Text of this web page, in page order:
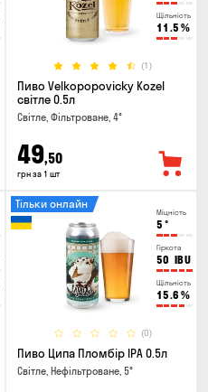
Щільність
11.5 %
(1)
Пиво Velkopopovicky Kozel
світле 0.5л
Світле, Фільтроване, 4°
49,50
грн за 1 шт
Міцність
5 °
Гіркота
50 IBU
Щільність
15.6 %
(0)
Тільки онлайн
Пиво Ципа Пломбір IPA 0.5л
Світле, Нефільтроване, 5°